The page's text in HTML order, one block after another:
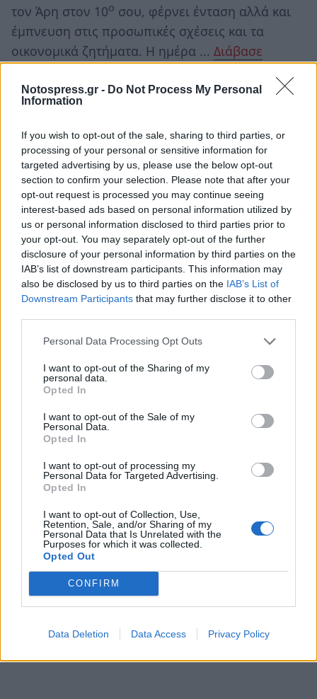
Notospress.gr - Do Not Process My Personal
Information
If you wish to opt-out of the sale, sharing to third parties, or
processing of your personal or sensitive information for
targeted advertising by us, please use the below opt-out
section to confirm your selection. Please note that after your
opt-out request is processed you may continue seeing
interest-based ads based on personal information utilized by
us or personal information disclosed to third parties prior to
your opt-out. You may separately opt-out of the further
disclosure of your personal information by third parties on the
IAB’s list of downstream participants. This information may
also be disclosed by us to third parties on the IAB’s List of
Downstream Participants that may further disclose it to other
Personal Data Processing Opt Outs
I want to opt-out of the Sharing of my
personal data.
Opted In
I want to opt-out of the Sale of my
Personal Data.
Opted In
I want to opt-out of processing my
Personal Data for Targeted Advertising.
Opted In
I want to opt-out of Collection, Use,
Retention, Sale, and/or Sharing of my
Personal Data that Is Unrelated with the
Purposes for which it was collected.
Opted Out
CONFIRM
Data Deletion Data Access Privacy Policy
τον Άρη στον 10ο σου, φέρνει ένταση αλλά και
έμπνευση στις προσωπικές σχέσεις και τα
οικονομικά ζητήματα. Η ημέρα ... Διάβασε
Το εξάγωνο της Αφροδίτης από τον 7οσου με
τον Άρη στον 9οσου, φέρνει έντονη
κοινωνικότητα, γοητεία και επιθυμία για νέες
γνωριμίες. Οι σχέσεις ...Διάβασε περισσότερα
ΙΧΘΥΕΣ ♓
Το εξάγωνο της Αφροδίτης από τον 6οσου με
τον Άρη στον 8 σου, σε ωθεί να εστιάσεις στην
καθημερινότητα και την προσωπική σου
περισσότερα
μάθετε πρώτοιόλες τις ειδήσεις
ΖΩΔΙΑ ΖΩΔΙΑ ΣΗΜΕΡΑ